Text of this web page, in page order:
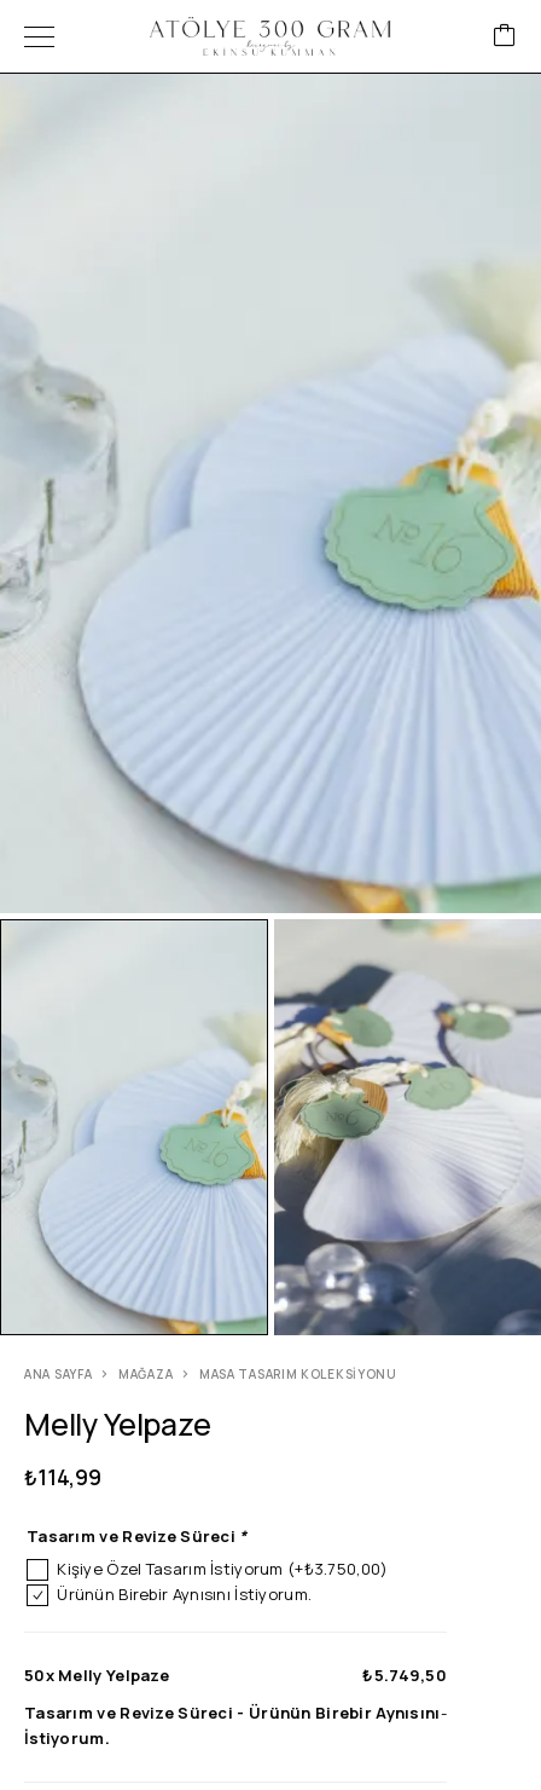
ANA SAYFA MAĞAZA MASA TASARIM KOLEKSIYONU
Melly Yelpaze
₺114,99
Tasarım ve Revize Süreci *
Kişiye Özel Tasarım İstiyorum (+₺3.750,00)
Ürünün Birebir Aynısını İstiyorum.
50x Melly Yelpaze
₺5.749,50
Tasarım ve Revize Süreci - Ürünün Birebir Aynısını
İstiyorum.
-